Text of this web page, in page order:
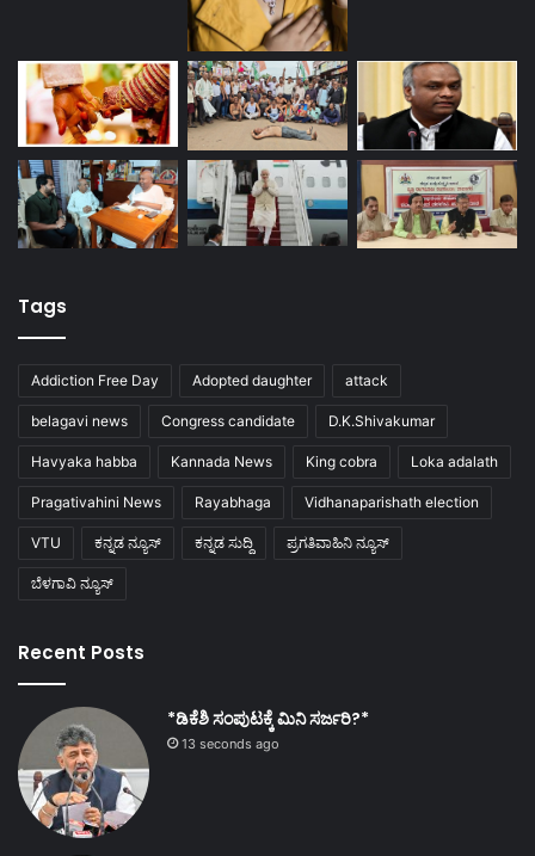
Tags
Addiction Free Day Adopted daughter attack
belagavi news Congress candidate D.K.Shivakumar
Havyaka habba Kannada News King cobra Loka adalath
Pragativahini News Rayabhaga Vidhanaparishath election
VTU ಕನ್ನಡ ನ್ಯೂಸ್ ಕನ್ನಡ ಸುದ್ದಿ ಪ್ರಗತಿವಾಹಿನಿ ನ್ಯೂಸ್
ಬೆಳಗಾವಿ ನ್ಯೂಸ್
Recent Posts
*ಡಿಕೆಶಿ ಸಂಪುಟಕ್ಕೆ ಮಿನಿ ಸರ್ಜರಿ?*
13 seconds ago